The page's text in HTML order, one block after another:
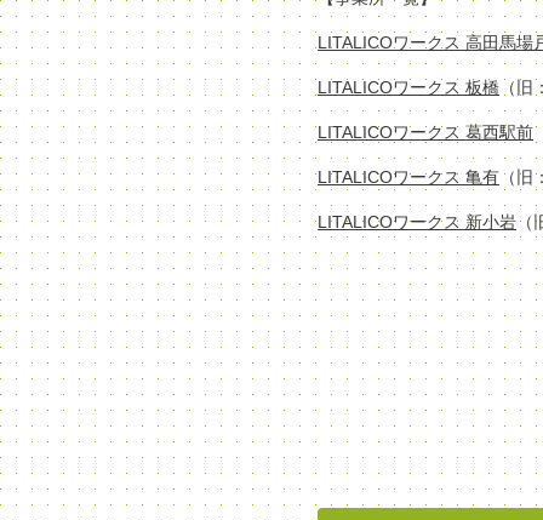
LITALICOワークス 高田馬場
LITALICOワークス 板橋 （
LITALICOワークス 葛西駅前
LITALICOワークス 亀有 （旧
LITALICOワークス 新小岩（